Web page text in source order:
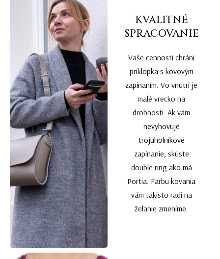
KVALITNÉ
SPRACOVANIE
Vaše cennosti chráni
príklopka s kovovým
zapínaním. Vo vnútri je
malé vrecko na
drobnosti. Ak vám
nevyhovuje
trojuholníkové
zapínanie, skúste
double ring ako má
Portia. Farbu kovania
vám takisto radi na
želanie zmeníme.